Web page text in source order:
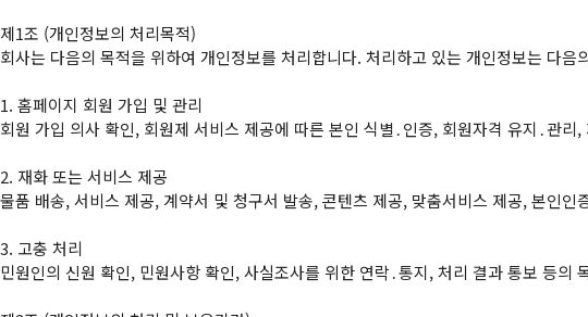
제1조 (개인정보의 처리목적)
회사는 다음의 목적을 위하여 개인정보를 처리합니다. 처리하고 있는 개인정보는 다
1. 홈페이지 회원 가입 및 관리
회원 가입 의사 확인, 회원제 서비스 제공에 따른 본인 식별․인증, 회원자격 유지․관
2. 재화 또는 서비스 제공
물품 배송, 서비스 제공, 계약서 및 청구서 발송, 콘텐츠 제공, 맞춤서비스 제공, 본인
3. 고충 처리
민원인의 신원 확인, 민원사항 확인, 사실조사를 위한 연락․통지, 처리 결과 통보 등의